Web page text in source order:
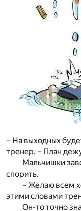
– На выходных
тренер. – План
Мальчишки
спорить.
– Желаю всем
этими словами
Он-то точно